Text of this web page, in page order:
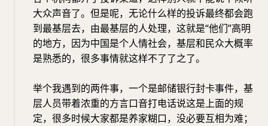
大众声音了。但是呢，无论什么样的投诉最终都会跑
到最基层去，由最基层的人处理，这就是“他们”高明
的地方，因为中国是个人情社会，基层和民众大概率
是熟悉的，很多事情就这样不了了之了。
举个我遇到的两件事，一个是邮储银行封卡事件，基
层人员带着浓重的方言口音打电话说这是上面的规
定，很多时候大家都是养家糊口，没必要互相为难；